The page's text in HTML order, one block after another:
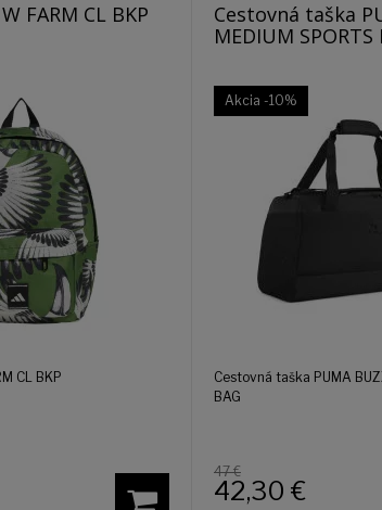
FARM CL BKP
CL BKP
Cestovná taška
MEDIUM SPORTS
Akcia -10%
Cestovná taška PUMA
BAG
47 €
42,30 €